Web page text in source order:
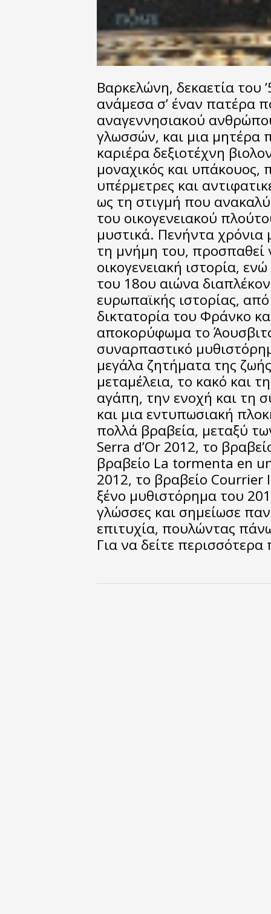
Βαρκελώνη, δεκαετία του
ανάμεσα σ’ έναν πατέρα
αναγεννησιακού
γλωσσών, και μια μητέρα
καριέρα δεξιοτέχνη
μοναχικός και υπάκουος,
υπέρμετρες και
ως τη στιγμή που
του οικογενειακού
μυστικά. Πενήντα χρόνια
τη μνήμη του, προσπαθεί
οικογενειακή ιστορία,
του 18ου αιώνα
ευρωπαϊκής ιστορίας,
δικτατορία του Φράνκο
αποκορύφωμα το
συναρπαστικό
μεγάλα ζητήματα της
μεταμέλεια, το κακό και
αγάπη, την ενοχή και τη
και μια εντυπωσιακή
πολλά βραβεία, μεταξύ
Serra d’Or 2012, το
βραβείο La tormenta en
2012, το βραβείο
ξένο μυθιστόρημα του
γλώσσες και σημείωσε
επιτυχία, πουλώντας
Για να δείτε